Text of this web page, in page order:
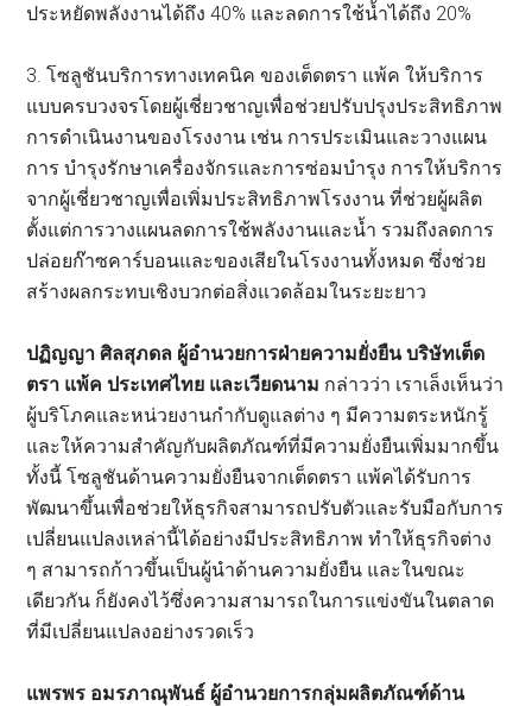
ประหยัดพลังงานได้ถึง 40% และลดการใช้น้ำได้ถึง 20%
3. โซลูชันบริการทางเทคนิค ของเต็ดตรา แพ้ค ให้บริการ
แบบครบวงจรโดยผู้เชี่ยวชาญเพื่อช่วยปรับปรุงประสิทธิภาพ
การดำเนินงานของโรงงาน เช่น การประเมินและวางแผน
การ บำรุงรักษาเครื่องจักรและการซ่อมบำรุง การให้บริการ
จากผู้เชี่ยวชาญเพื่อเพิ่มประสิทธิภาพโรงงาน ที่ช่วยผู้ผลิต
ตั้งแต่การวางแผนลดการใช้พลังงานและน้ำ รวมถึงลดการ
ปล่อยก๊าซคาร์บอนและของเสียในโรงงานทั้งหมด ซึ่งช่วย
สร้างผลกระทบเชิงบวกต่อสิ่งแวดล้อมในระยะยาว
ปฏิญญา ศิลสุภดล ผู้อำนวยการฝ่ายความยั่งยืน บริษัทเต็ด
ตรา แพ้ค ประเทศไทย และเวียดนาม กล่าวว่า เราเล็งเห็นว่า
ผู้บริโภคและหน่วยงานกำกับดูแลต่าง ๆ มีความตระหนักรู้
และให้ความสำคัญกับผลิตภัณฑ์ที่มีความยั่งยืนเพิ่มมากขึ้น
ทั้งนี้ โซลูชันด้านความยั่งยืนจากเต็ดตรา แพ้คได้รับการ
พัฒนาขึ้นเพื่อช่วยให้ธุรกิจสามารถปรับตัวและรับมือกับการ
เปลี่ยนแปลงเหล่านี้ได้อย่างมีประสิทธิภาพ ทำให้ธุรกิจต่าง
ๆ สามารถก้าวขึ้นเป็นผู้นำด้านความยั่งยืน และในขณะ
เดียวกัน ก็ยังคงไว้ซึ่งความสามารถในการแข่งขันในตลาด
ที่มีเปลี่ยนแปลงอย่างรวดเร็ว
แพรพร อมรภาณุพันธ์ ผู้อำนวยการกลุ่มผลิตภัณฑ์ด้าน